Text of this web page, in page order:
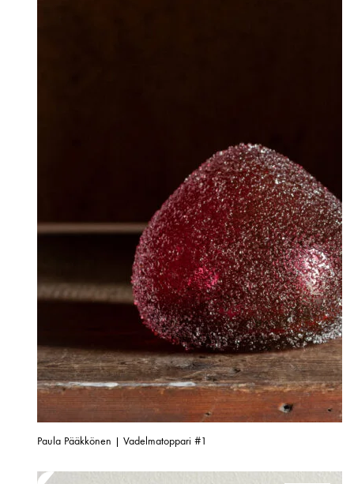
Paula Pääkkönen | Vadelmatoppari #1